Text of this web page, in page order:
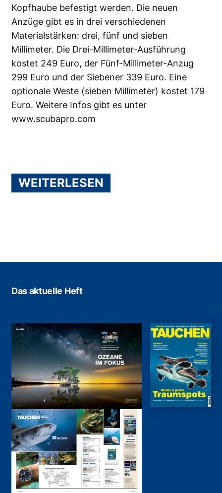
Kopfhaube befestigt werden. Die neuen
Anzüge gibt es in drei verschiedenen
Materialstärken: drei, fünf und sieben
Millimeter. Die Drei-Millimeter-Ausführung
kostet 249 Euro, der Fünf-Millimeter-Anzug
299 Euro und der Siebener 339 Euro. Eine
optionale Weste (sieben Millimeter) kostet 179
Euro. Weitere Infos gibt es unter
www.scubapro.com
WEITERLESEN
Das aktuelle Heft